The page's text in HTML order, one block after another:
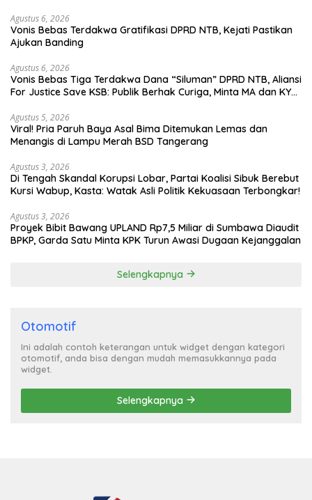
Agustus 6, 2026
Vonis Bebas Terdakwa Gratifikasi DPRD NTB, Kejati Pastikan
Ajukan Banding
Agustus 6, 2026
Vonis Bebas Tiga Terdakwa Dana “Siluman” DPRD NTB, Aliansi
For Justice Save KSB: Publik Berhak Curiga, Minta MA dan KY
Agustus 5, 2026
Viral! Pria Paruh Baya Asal Bima Ditemukan Lemas dan
Menangis di Lampu Merah BSD Tangerang
Agustus 3, 2026
Di Tengah Skandal Korupsi Lobar, Partai Koalisi Sibuk Berebut
Kursi Wabup, Kasta: Watak Asli Politik Kekuasaan Terbongkar!
Agustus 3, 2026
Proyek Bibit Bawang UPLAND Rp7,5 Miliar di Sumbawa Diaudit
BPKP, Garda Satu Minta KPK Turun Awasi Dugaan Kejanggalan
Selengkapnya
Otomotif
Ini adalah contoh keterangan untuk widget dengan kategori
otomotif, anda bisa dengan mudah memasukkannya pada
widget.
Selengkapnya